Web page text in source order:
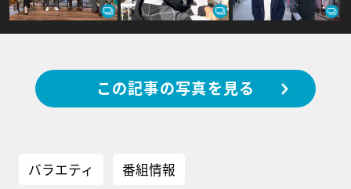
この記事の写真を見る
バラエティ 番組情報